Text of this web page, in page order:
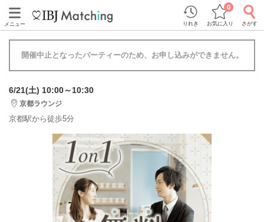
メニュー りれき お気に入り
0
さがす
開催中止となったパーティーのため、お申し込みができません。
6/21(土) 10:00～10:30
京都ラウンジ
京都駅から徒歩5分